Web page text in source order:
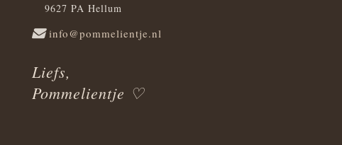
9627 PA Hellum
info@pommelientje.nl
Liefs,
Pommelientje ♡